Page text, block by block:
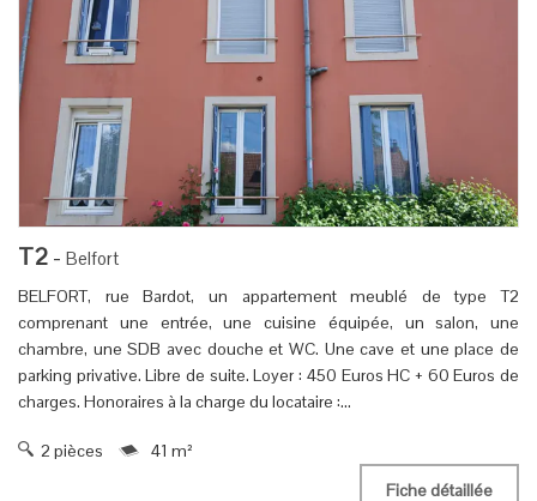
T2- Belfort
BELFORT, rue Bardot, un appartement meublé de type T2
comprenant une entrée, une cuisine équipée, un salon, une
chambre, une SDB avec douche et WC. Une cave et une place de
parking privative. Libre de suite. Loyer : 450 Euros HC + 60 Euros de
charges. Honoraires à la charge du locataire :...
2 pièces
41 m²
Fiche détaillée